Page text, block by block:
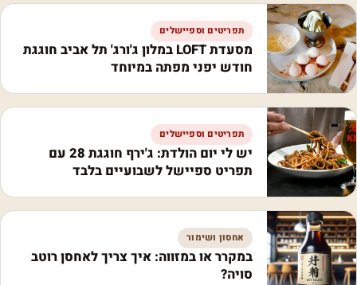
תפריטים וספיישלים
מסעדת LOFT במלון ג'ורג' תל אביב חוגגת
חודש יפני מפתה במיוחד
תפריטים וספיישלים
יש לי יום הולדת: ג'ירף חוגגת 28 עם
תפריט ספיישל לשבועיים בלבד
אחסון ושימור
במקרר או במזווה: איך צריך לאחסן רוטב
סויה?